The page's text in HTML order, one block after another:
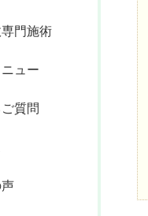
門施術
ュー
質問